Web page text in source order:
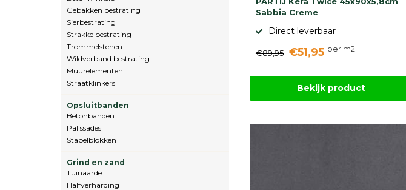
Gebakken bestrating
Sierbestrating
Strakke bestrating
Trommelstenen
Wildverband bestrating
Muurelementen
Straatklinkers
Opsluitbanden
Betonbanden
Palissades
Stapelblokken
Grind en zand
Tuinaarde
Halfverharding
Sabbia Creme
Direct leverbaar
€89,95 €51,95 per m2
Bekijk product